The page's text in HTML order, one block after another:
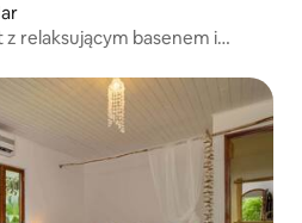
relaksującym basenem i